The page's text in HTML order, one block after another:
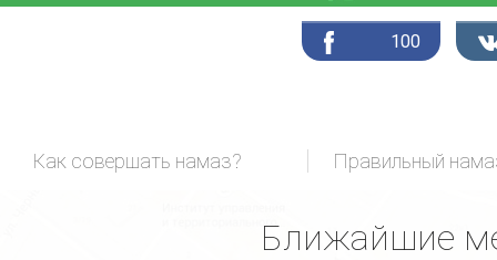
100
Как совершать намаз?
Ближайшие